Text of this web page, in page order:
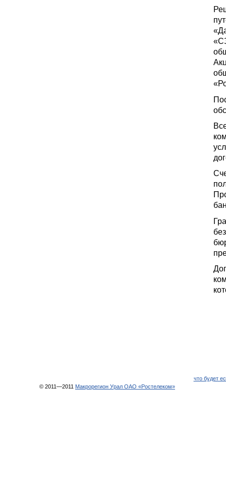
что будет
© 2011—2011 Макрорегион Урал ОАО «Ростелеком»